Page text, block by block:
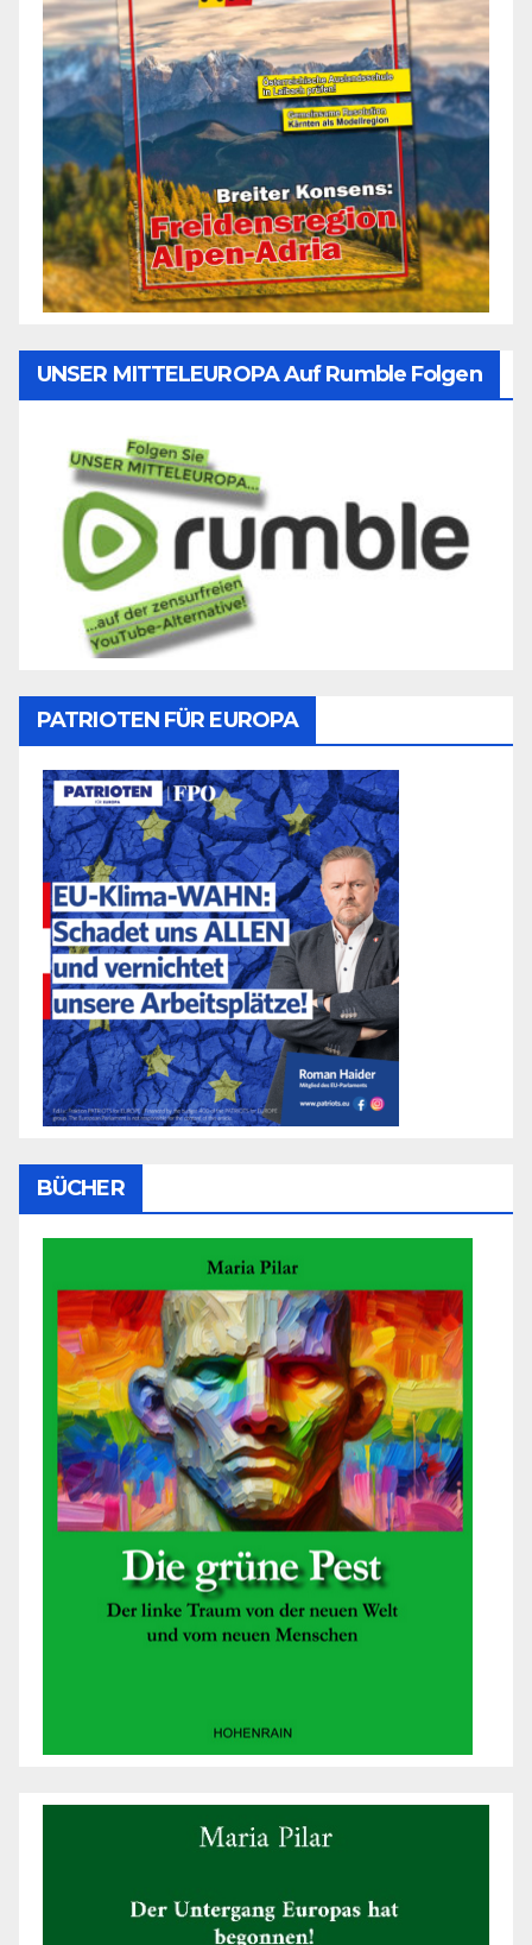
UNSER MITTELEUROPA Auf Rumble Folgen
PATRIOTEN FÜR EUROPA
BÜCHER